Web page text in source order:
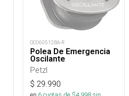
OC060512BA-R
Polea De Emergencia
Oscilante
Petzl
$ 29.990